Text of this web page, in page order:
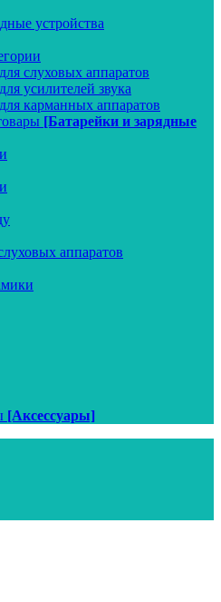
устройства
слуховых аппаратов
усилителей звука
карманных аппаратов
[Батарейки и зарядные
аппаратов
[Аксессуары]